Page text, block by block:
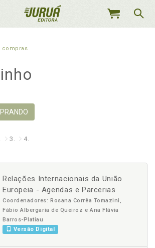
MEU
compras
3. 4.
Relações Internacionais da União
Europeia - Agendas e Parcerias
Coordenadores: Rosana Corrêa Tomazini,
Fábio Albergaria de Queiroz e Ana Flávia
Barros-Platiau
Versão Digital